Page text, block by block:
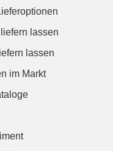
lassen
lassen
im Markt